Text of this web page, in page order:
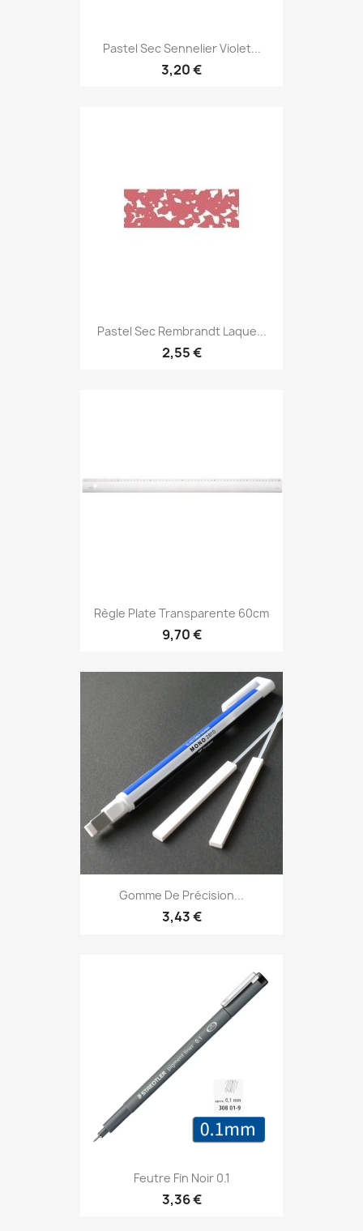
Pastel Sec Sennelier Violet...
3,20 €
Pastel Sec Rembrandt Laque...
2,55 €
Règle Plate Transparente 60cm
9,70 €
Gomme De Précision...
3,43 €
Feutre Fin Noir 0.1
3,36 €